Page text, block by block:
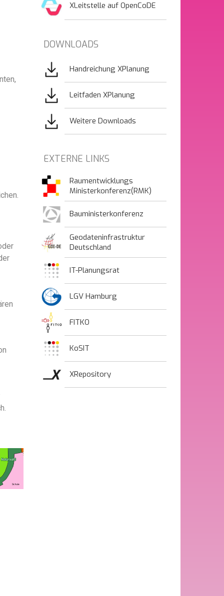
XLeitstelle auf OpenCoDE
DOWNLOADS
Bild
Handreichung XPlanung
Bild
Leitfaden XPlanung
Bild
Weitere Downloads
EXTERNE LINKS
Raumentwicklungs
Ministerkonferenz(RMK)
Bauministerkonferenz
Geodateninfrastruktur
Deutschland
IT-Planungsrat
LGV Hamburg
FITKO
KoSIT
XRepository